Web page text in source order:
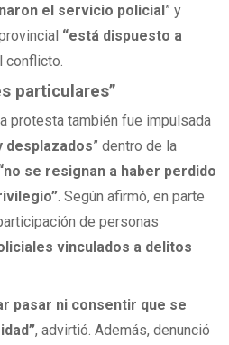
el servicio policial” y
“está dispuesto a
conflicto.
particulares”
protesta también fue impulsada
desplazados” dentro de la
se resignan a haber perdido
. Según afirmó, en parte
de personas
vinculados a delitos
pasar ni consentir que se
, advirtió. Además, denunció